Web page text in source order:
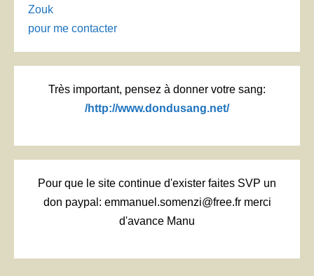
Zouk
pour me contacter
Très important, pensez à donner votre sang:
/http://www.dondusang.net/
Pour que le site continue d'exister faites SVP un
don paypal: emmanuel.somenzi@free.fr merci
d'avance Manu